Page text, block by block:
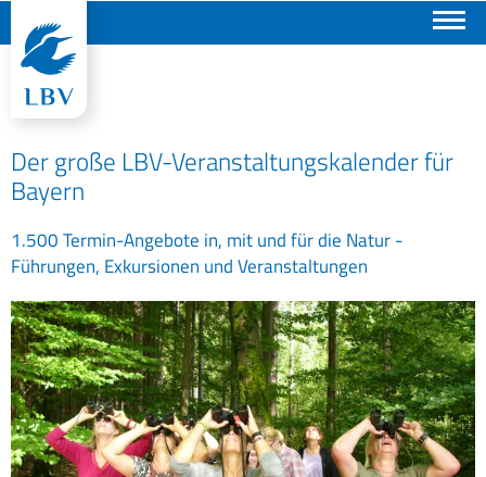
Der große LBV-Veranstaltungskalender für
Bayern
1.500 Termin-Angebote in, mit und für die Natur -
Führungen, Exkursionen und Veranstaltungen